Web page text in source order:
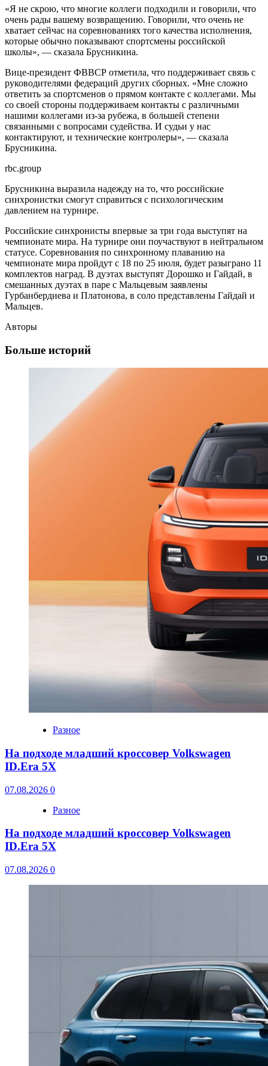
«Я не скрою, что многие коллеги подходили и говорили, что
очень рады вашему возвращению. Говорили, что очень не
хватает сейчас на соревнованиях того качества исполнения,
которые обычно показывают спортсмены российской
школы», — сказала Брусникина.
Вице‑президент ФВВСР отметила, что поддерживает связь с
руководителями федераций других сборных. «Мне сложно
ответить за спортсменов о прямом контакте с коллегами. Мы
со своей стороны поддерживаем контакты с различными
нашими коллегами из-за рубежа, в большей степени
связанными с вопросами судейства. И судьи у нас
контактируют, и технические контролеры», — сказала
Брусникина.
rbc.group
Брусникина выразила надежду на то, что российские
синхронистки смогут справиться с психологическим
давлением на турнире.
Российские синхронисты впервые за три года выступят на
чемпионате мира. На турнире они поучаствуют в нейтральном
статусе. Соревнования по синхронному плаванию на
чемпионате мира пройдут с 18 по 25 июля, будет разыграно 11
комплектов наград. В дуэтах выступят Дорошко и Гайдай, в
смешанных дуэтах в паре с Мальцевым заявлены
Гурбанбердиева и Платонова, в соло представлены Гайдай и
Мальцев.
Авторы
Больше историй
Разное
На подходе младший кроссовер Volkswagen
ID.Era 5X
07.08.2026 0
Разное
На подходе младший кроссовер Volkswagen
ID.Era 5X
07.08.2026 0